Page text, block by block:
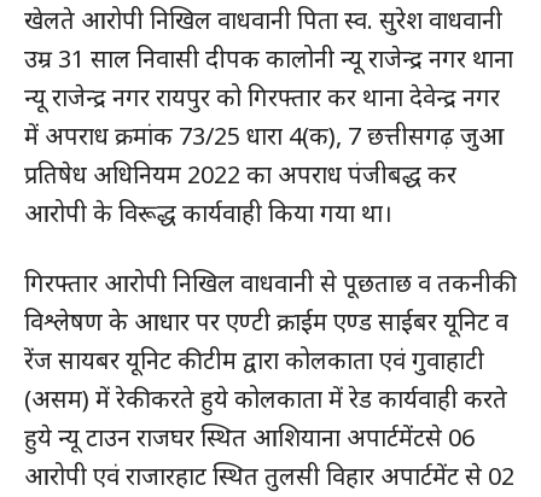
खेलते आरोपी निखिल वाधवानी पिता स्व. सुरेश वाधवानी
उम्र 31 साल निवासी दीपक कालोनी न्यू राजेन्द्र नगर थाना
न्यू राजेन्द्र नगर रायपुर को गिरफ्तार कर थाना देवेन्द्र नगर
में अपराध क्रमांक 73/25 धारा 4(क), 7 छत्तीसगढ़ जुआ
प्रतिषेध अधिनियम 2022 का अपराध पंजीबद्ध कर
आरोपी के विरूद्ध कार्यवाही किया गया था।
गिरफ्तार आरोपी निखिल वाधवानी से पूछताछ व तकनीकी
विश्लेषण के आधार पर एण्टी क्राईम एण्ड साईबर यूनिट व
रेंज सायबर यूनिट की टीम द्वारा कोलकाता एवं गुवाहाटी
(असम) में रेकी करते हुये कोलकाता में रेड कार्यवाही करते
हुये न्यू टाउन राजघर स्थित आशियाना अपार्टमेंटसे 06
आरोपी एवं राजारहाट स्थित तुलसी विहार अपार्टमेंट से 02